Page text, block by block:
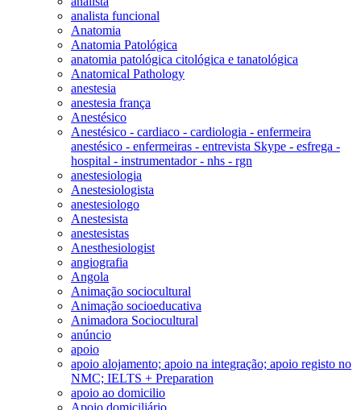
analista funcional
Anatomia
Anatomia Patológica
anatomia patológica citológica e tanatológica
Anatomical Pathology
anestesia
anestesia frança
Anestésico
Anestésico - cardiaco - cardiologia - enfermeira
anestésico - enfermeiras - entrevista Skype - esfrega -
hospital - instrumentador - nhs - rgn
anestesiologia
Anestesiologista
anestesiologo
Anestesista
anestesistas
Anesthesiologist
angiografia
Angola
Animação sociocultural
Animação socioeducativa
Animadora Sociocultural
anúncio
apoio
apoio alojamento; apoio na integração; apoio registo no
NMC; IELTS + Preparation
apoio ao domicilio
Apoio domiciliário